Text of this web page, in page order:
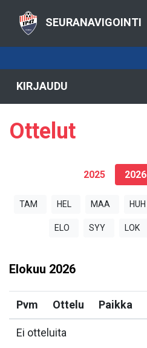
SEURANAVIGOINTI
KIRJAUDU
Ottelut
2025 2026
TAM HEL MAA HUH
ELO SYY LOK
Elokuu 2026
Pvm Ottelu Paikka
Ei otteluita